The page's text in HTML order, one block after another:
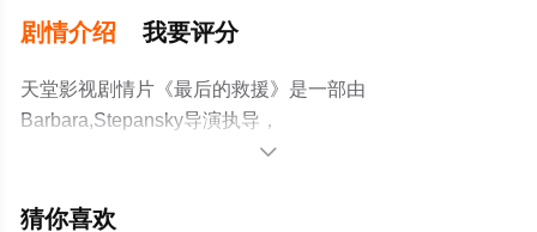
剧情介绍 我要评分
天堂影视剧情片《最后的救援》是一部由
Barbara,Stepansky导演执导，
Teri,Polo,Chazz,Palminteri,Tia,Carrere等演员精彩演绎的
未删减完整版电影大全就上天堂电影网，更多相关信息可

猜你喜欢